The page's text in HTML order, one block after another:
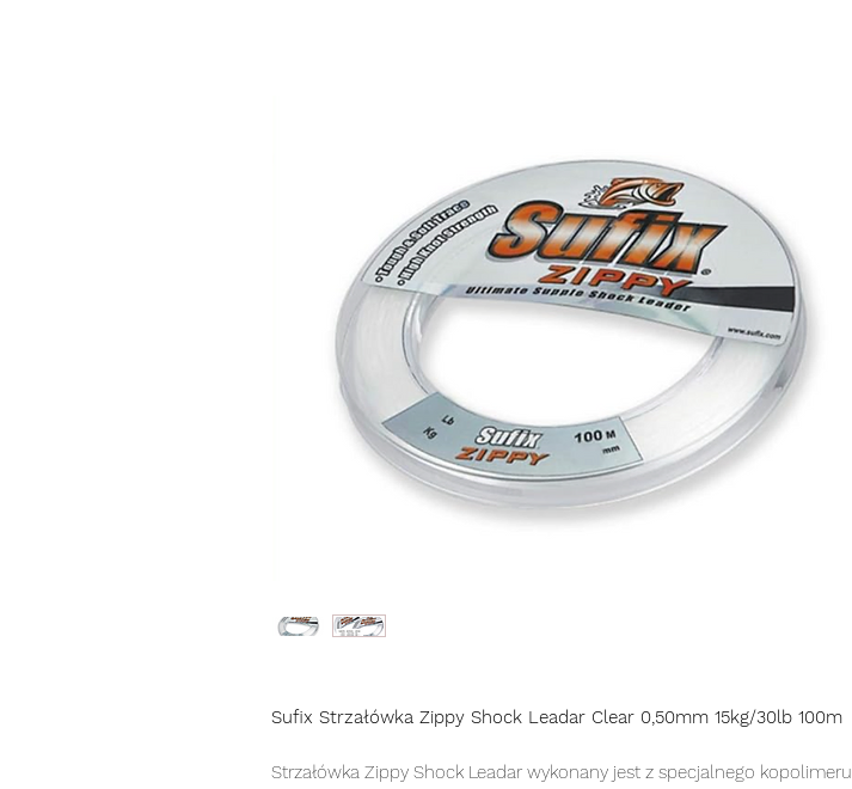
Sufix Strzałówka Zippy Shock Leadar Clear 0,50mm 15kg/30lb 100m
Strzałówka Zippy Shock Leadar wykonany jest z specjalnego kopolimeru